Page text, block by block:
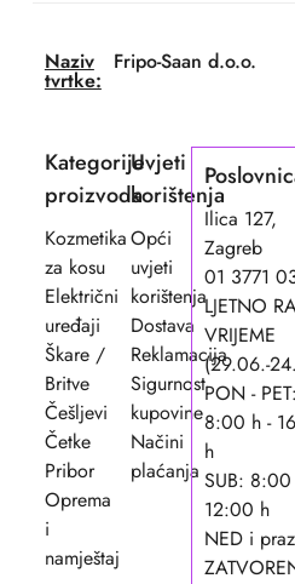
Naziv
tvrtke:
Fripo-Saan d.o.o.
Kategorije
proizvoda
Kozmetika
za kosu
Električni
uređaji
Škare /
Britve
Češljevi
Četke
Pribor
Oprema
i
namještaj
Uvjeti
korištenja
Opći
uvjeti
korištenja
Dostava
Reklamacija
Sigurnost
kupovine
Načini
plaćanja
Ilica 127,
Zagreb
01 3771
LJETNO
VRIJEME
(29.06.-
PON - PET:
8:00 h -
h
SUB:
12:00 h
NED i